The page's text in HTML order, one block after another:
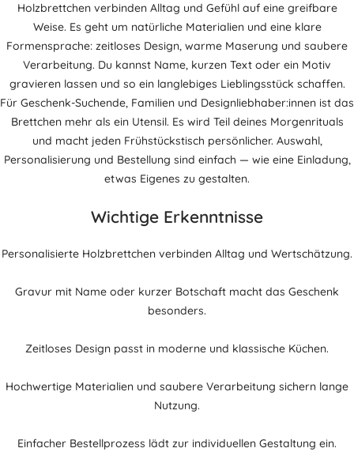
Holzbrettchen verbinden Alltag und Gefühl auf eine greifbare
Weise. Es geht um natürliche Materialien und eine klare
Formensprache: zeitloses Design, warme Maserung und saubere
Verarbeitung. Du kannst Name, kurzen Text oder ein Motiv
gravieren lassen und so ein langlebiges Lieblingsstück schaffen.
Für Geschenk-Suchende, Familien und Designliebhaber:innen ist das
Brettchen mehr als ein Utensil. Es wird Teil deines Morgenrituals
und macht jeden Frühstückstisch persönlicher. Auswahl,
Personalisierung und Bestellung sind einfach — wie eine Einladung,
etwas Eigenes zu gestalten.
Wichtige Erkenntnisse
Personalisierte Holzbrettchen verbinden Alltag und Wertschätzung.
Gravur mit Name oder kurzer Botschaft macht das Geschenk
besonders.
Zeitloses Design passt in moderne und klassische Küchen.
Hochwertige Materialien und saubere Verarbeitung sichern lange
Nutzung.
Einfacher Bestellprozess lädt zur individuellen Gestaltung ein.